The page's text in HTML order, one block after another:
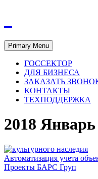
Primary Menu
ГОССЕКТОР
ДЛЯ БИЗНЕСА
ЗАКАЗАТЬ
КОНТАКТЫ
ТЕХПОДДЕРЖКА
2018 Январь
Автоматизация учета
Проекты БАРС Груп